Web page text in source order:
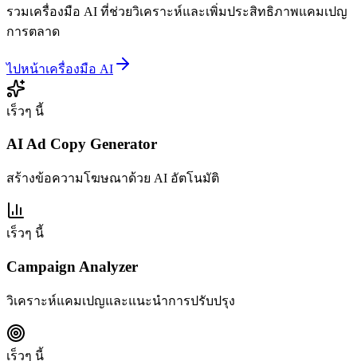
รวมเครื่องมือ AI ที่ช่วยวิเคราะห์และเพิ่มประสิทธิภาพแคมเปญ
การตลาด
ไปหน้าเครื่องมือ AI
เร็วๆ นี้
AI Ad Copy Generator
สร้างข้อความโฆษณาด้วย AI อัตโนมัติ
เร็วๆ นี้
Campaign Analyzer
วิเคราะห์แคมเปญและแนะนำการปรับปรุง
เร็วๆ นี้